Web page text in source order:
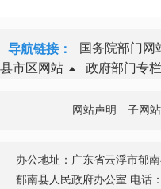
导航链接： 国务院部门网
县市区网站
政府部门专栏
网站声明 子网
办公地址：广东省云浮市郁
郁南县人民政府办公室 电话